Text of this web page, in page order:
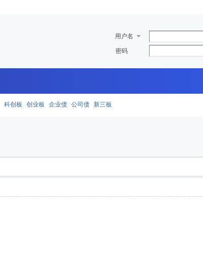
用户名
密码
科创板 创业板 企业债 公司债 新三板